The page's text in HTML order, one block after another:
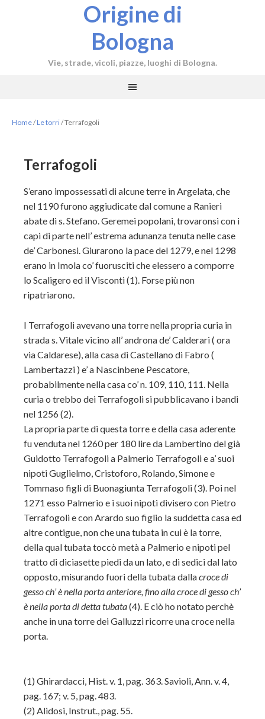
Origine di
Bologna
Vie, strade, vicoli, piazze, luoghi di Bologna.
Home/Le torri/Terrafogoli
Terrafogoli
S’erano impossessati di alcune terre in Argelata, che
nel 1190 furono aggiudicate dal comune a Ranieri
abate di s. Stefano. Geremei popolani, trovaronsi con i
capi di parte nell’ estrema adunanza tenuta nelle case
de’ Carbonesi. Giurarono la pace del 1279, e nel 1298
erano in Imola co’ fuorusciti che elessero a comporre
lo Scaligero ed il Visconti (1). Forse più non
ripatriarono.
I Terrafogoli avevano una torre nella propria curia in
strada s. Vitale vicino all’ androna de’ Calderari ( ora
via Caldarese), alla casa di Castellano di Fabro (
Lambertazzi ) e’ a Nascinbene Pescatore,
probabilmente nella casa co’ n. 109, 110, 111. Nella
curia o trebbo dei Terrafogoli si pubblicavano i bandi
nel 1256 (2).
La propria parte di questa torre e della casa aderente
fu venduta nel 1260 per 180 lire da Lambertino del già
Guidotto Terrafogoli a Palmerio Terrafogoli e a’ suoi
nipoti Guglielmo, Cristoforo, Rolando, Simone e
Tommaso figli di Buonagiunta Terrafogoli (3). Poi nel
1271 esso Palmerio e i suoi nipoti divisero con Pietro
Terrafogoli e con Arardo suo figlio la suddetta casa ed
altre contigue, non che una tubata in cui è la torre,
della qual tubata toccò metà a Palmerio e nipoti pel
tratto di diciasette piedi da un lato, e di sedici dal lato
opposto, misurando fuori della tubata dallacroce di
gesso ch’ è nella porta anteriore, fino alla croce di gesso ch’
è nella porta di detta tubata(4). E ciò ho notato perchè
anche in una torre dei Galluzzi ricorre una croce nella
porta.
(1) Ghirardacci, Hist. v. 1, pag. 363. Savioli, Ann. v. 4,
pag. 167; v. 5, pag. 483.
(2) Alidosi, Instrut., pag. 55.